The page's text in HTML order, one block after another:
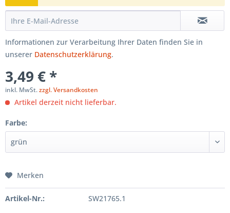
Informationen zur Verarbeitung Ihrer Daten finden Sie in
unserer Datenschutzerklärung.
3,49 € *
inkl. MwSt.zzgl. Versandkosten
Artikel derzeit nicht lieferbar.
Farbe:
Merken
Artikel-Nr.: SW21765.1